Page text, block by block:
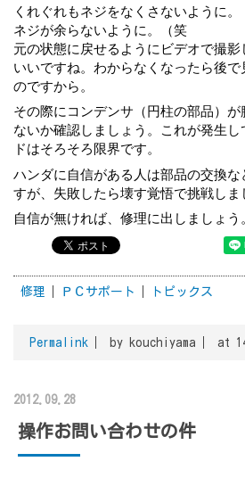
くれぐれもネジをなくさないように。
ネジが余らないように。（笑
元の状態に戻せるようにビデオで撮
いいですね。わからなくなったら後
のですから。
その際にコンデンサ（円柱の部品）
ないか確認しましょう。これが発生
ドはそろそろ限界です。
ハンダに自信がある人は部品の交換
すが、失敗したら壊す覚悟で挑戦しま
自信が無ければ、修理に出しましょう
修理 ＰＣサポート トピックス
Permalink by kouchiyama at
2012.09.28
操作お問い合わせの件